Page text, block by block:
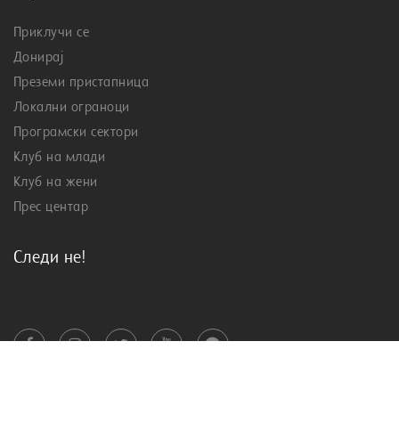
Приклучи се
Донирај
Преземи пристапница
Локални ограноци
Програмски сектори
Клуб на млади
Клуб на жени
Прес центар
Следи не!